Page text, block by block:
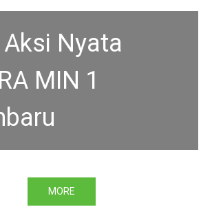
Aksi Nyata
MIN 1
MORE